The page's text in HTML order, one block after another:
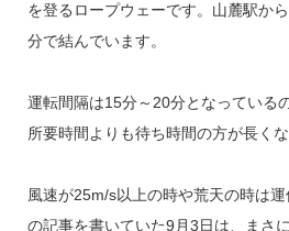
を登るロープウェーです。山麓駅か
分で結んでいます。
運転間隔は15分～20分となっている
所要時間よりも待ち時間の方が長く
風速が25m/s以上の時や荒天の時は
の記事を書いていた9月3日は、まさ